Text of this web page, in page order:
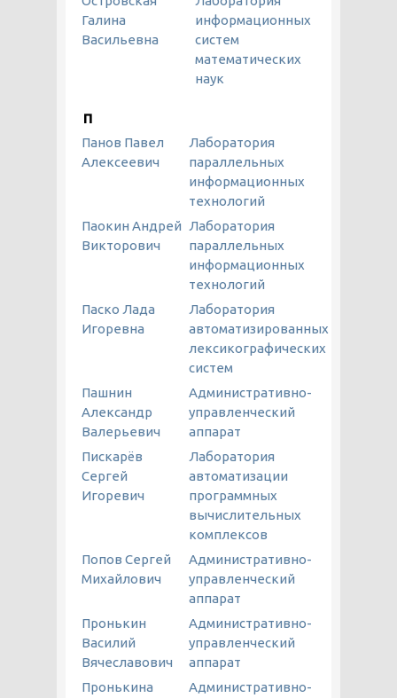
Галина
Васильевна
информационных
систем
математических
наук
П
Панов Павел
Алексеевич
Лаборатория
параллельных
информационных
технологий
Паокин Андрей
Викторович
Лаборатория
параллельных
информационных
технологий
Паско Лада
Игоревна
Лаборатория
автоматизированных
лексикографических
систем
Пашнин
Александр
Валерьевич
Административно-
управленческий
аппарат
Пискарёв
Сергей
Игоревич
Лаборатория
автоматизации
программных
вычислительных
комплексов
Попов Сергей
Михайлович
Административно-
управленческий
аппарат
Пронькин
Василий
Вячеславович
Административно-
управленческий
аппарат
Пронькина
Административно-